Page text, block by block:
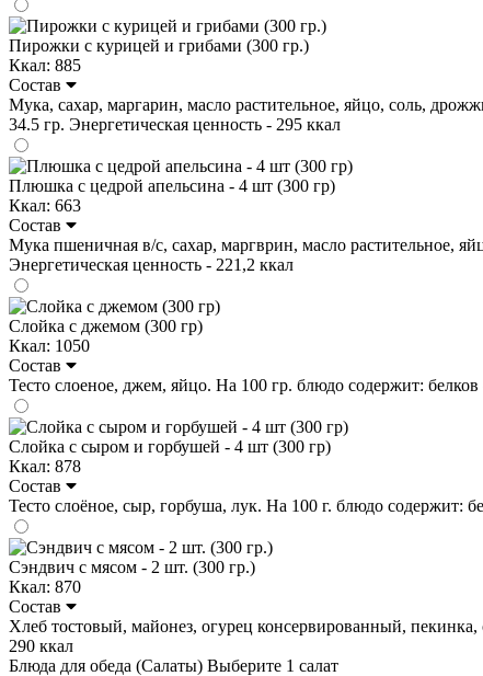
Пирожки с курицей и грибами (300 гр.)
Ккал: 885
Состав
Мука, сахар, маргарин, масло растительное, яйцо, соль,
34.5 гр. Энергетическая ценность - 295 ккал
Плюшка с цедрой апельсина - 4 шт (300 гр)
Ккал: 663
Состав
Мука пшеничная в/с, сахар, маргврин, масло растительное,
Энергетическая ценность - 221,2 ккал
Слойка с джемом (300 гр)
Ккал: 1050
Состав
Тесто слоеное, джем, яйцо. На 100 гр. блюдо содержит:
Слойка с сыром и горбушей - 4 шт (300 гр)
Ккал: 878
Состав
Тесто слоёное, сыр, горбуша, лук. На 100 г. блюдо содержит:
Сэндвич с мясом - 2 шт. (300 гр.)
Ккал: 870
Состав
Хлеб тостовый, майонез, огурец консервированный,
290 ккал
Блюда для обеда (Салаты) Выберите 1 салат